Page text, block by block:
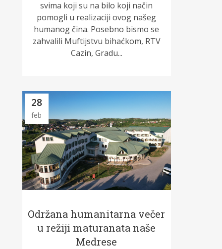
svima koji su na bilo koji način
pomogli u realizaciji ovog našeg
humanog čina. Posebno bismo se
zahvalili Muftijstvu bihaćkom, RTV
Cazin, Gradu...
28
feb
Održana humanitarna večer
u režiji maturanata naše
Medrese